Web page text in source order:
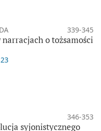
339-345
o tożsamości
346-353
syjonistycznego